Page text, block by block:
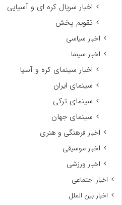
اخبار سریال کره ای و آسیایی
تقویم پخش
اخبار سیاسی
اخبار سینما
اخبار سینمای کره و آسیا
سینمای ایران
سینمای ترکی
سینمای جهان
اخبار فرهنگی و هنری
اخبار موسیقی
اخبار ورزشی
اخبار اجتماعی
اخبار بین الملل